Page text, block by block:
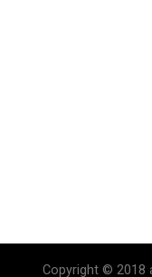
Copyright © 2018